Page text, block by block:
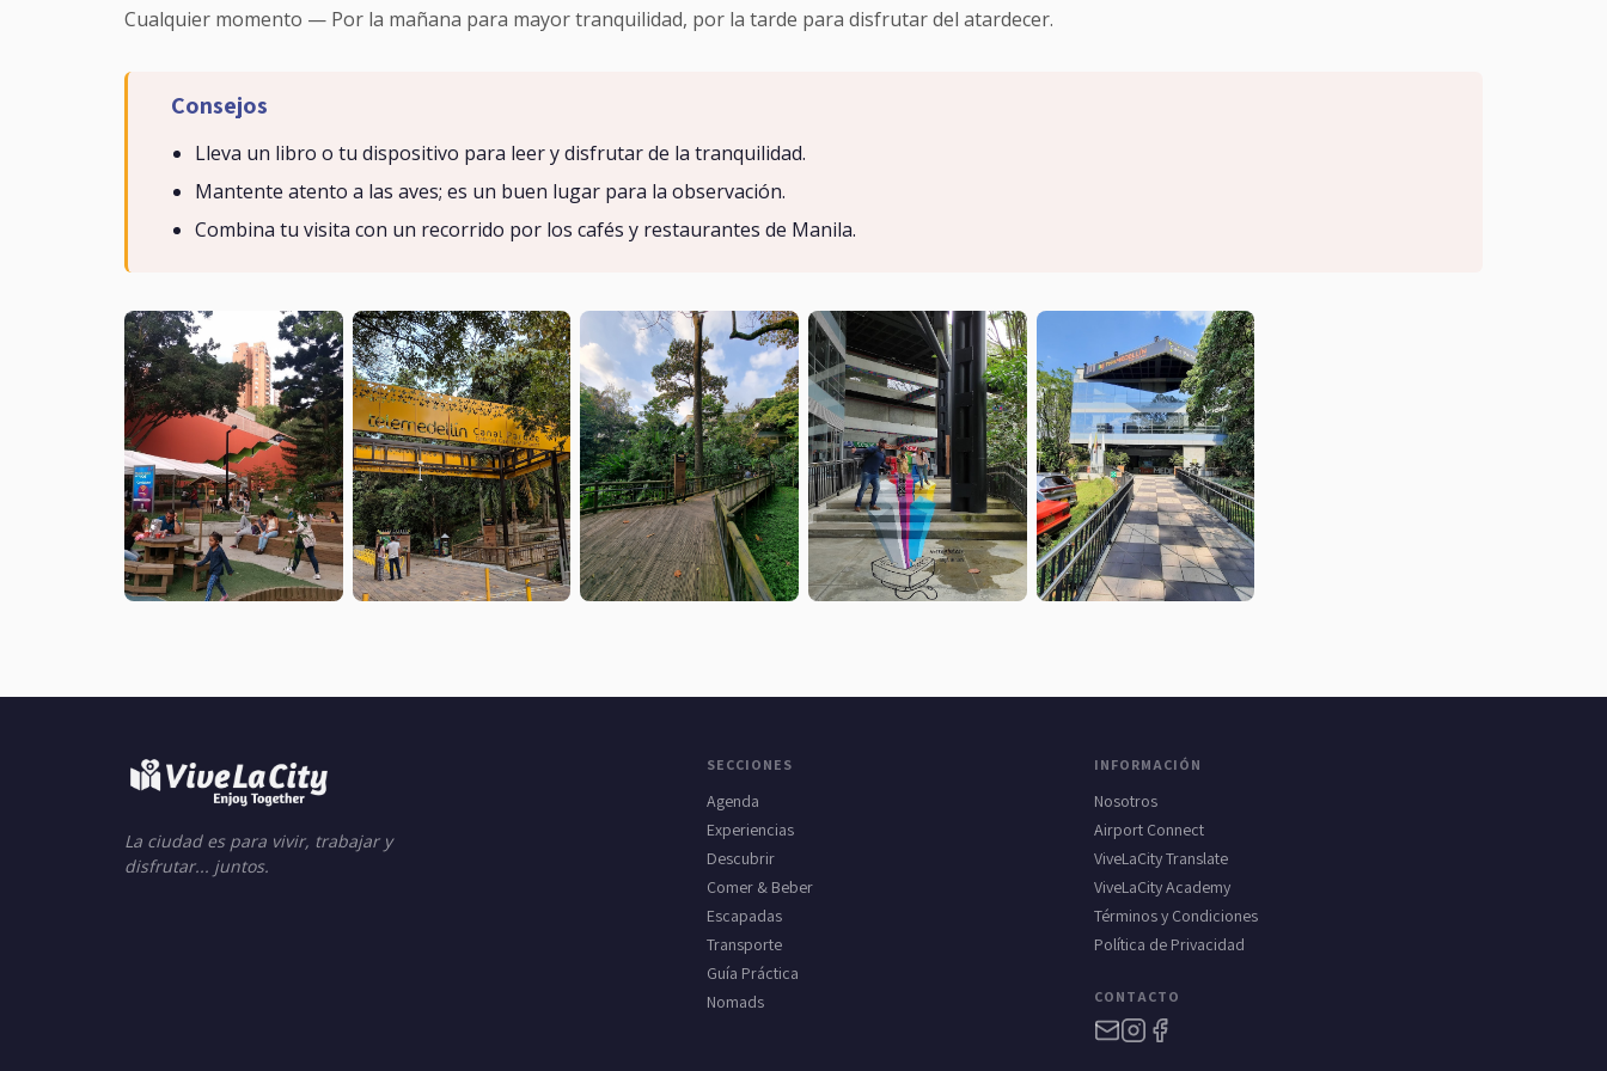
Cualquier momento — Por la mañana para mayor tranquilidad, por la tarde para disfrutar del atardecer.
Consejos
Lleva un libro o tu dispositivo para leer y disfrutar de la tranquilidad.
Mantente atento a las aves; es un buen lugar para la observación.
Combina tu visita con un recorrido por los cafés y restaurantes de Manila.
La ciudad es para vivir, trabajar y
disfrutar... juntos.
SECCIONES
Agenda
Experiencias
Descubrir
Comer & Beber
Escapadas
Transporte
Guía Práctica
Nomads
INFORMACIÓN
Nosotros
Airport Connect
ViveLaCity Translate
ViveLaCity Academy
Términos y Condiciones
Política de Privacidad
CONTACTO